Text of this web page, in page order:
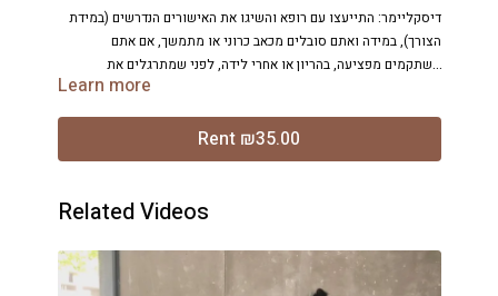
דיסקליימר: התייעצו עם רופא והשיגו את האישורים הנדרשים (במידת
הצורך), במידה ואתם סובלים מכאב כרוני או מתמשך, אם אתם
משתקמים מפציעה, בהריון או אחרי לידה, לפני שמתרגלים את
Learn more
Rent ₪35.00
Related Videos